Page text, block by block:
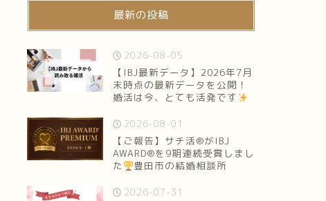
最新の投稿
2026-08-05
【IBJ最新データ】2026年7月
末時点の最新データを公開！
婚活は今、とても活発です
2026-08-01
【ご報告】サチ活®がIBJ
AWARD®を9期連続受賞しまし
た
豊田市の結婚相談所
2026-07-31